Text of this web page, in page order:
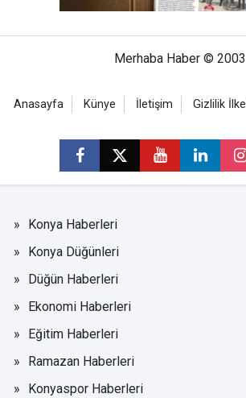
Merhaba Haber © 2003
Anasayfa Künye İletişim Gizlilik
Konya Haberleri
Konya Düğünleri
Düğün Haberleri
Ekonomi Haberleri
Eğitim Haberleri
Ramazan Haberleri
Konyaspor Haberleri